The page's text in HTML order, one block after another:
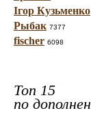
Ігор Кузьменко
Рыбак 7377
fischer 6098
Топ 15
по